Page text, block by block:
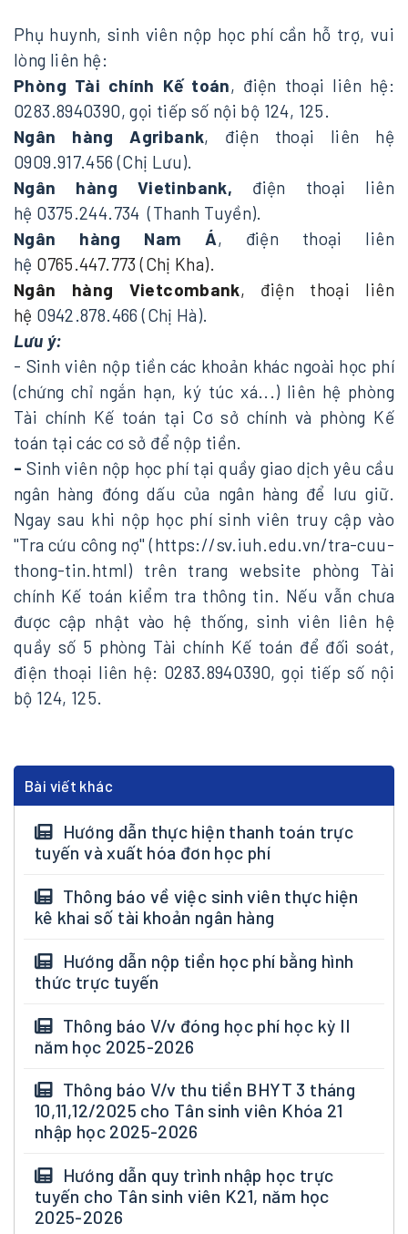
Phụ huynh, sinh viên nộp học phí cần hỗ trợ, vui
lòng liên hệ:
Phòng Tài chính Kế toán, điện thoại liên hệ:
0283.8940390, gọi tiếp số nội bộ 124, 125.
Ngân hàng Agribank, điện thoại liên hệ
0909.917.456 (Chị Lưu).
Ngân hàng Vietinbank, điện thoại liên
hệ 0375.244.734 (Thanh Tuyền).
Ngân hàng Nam Á, điện thoại liên
hệ 0765.447.773 (Chị Kha).
Ngân hàng Vietcombank, điện thoại liên
hệ 0942.878.466 (Chị Hà).
Lưu ý:
- Sinh viên nộp tiền các khoản khác ngoài học phí
(chứng chỉ ngắn hạn, ký túc xá...) liên hệ phòng
Tài chính Kế toán tại Cơ sở chính và phòng Kế
toán tại các cơ sở để nộp tiền.
- Sinh viên nộp học phí tại quầy giao dịch yêu cầu
ngân hàng đóng dấu của ngân hàng để lưu giữ.
Ngay sau khi nộp học phí sinh viên truy cập vào
"Tra cứu công nợ" (https://sv.iuh.edu.vn/tra-cuu-
thong-tin.html) trên trang website phòng Tài
chính Kế toán kiểm tra thông tin. Nếu vẫn chưa
được cập nhật vào hệ thống, sinh viên liên hệ
quầy số 5 phòng Tài chính Kế toán để đối soát,
điện thoại liên hệ: 0283.8940390, gọi tiếp số nội
bộ 124, 125.
Bài viết khác
Hướng dẫn thực hiện thanh toán trực
tuyến và xuất hóa đơn học phí
Thông báo về việc sinh viên thực hiện
kê khai số tài khoản ngân hàng
Hướng dẫn nộp tiền học phí bằng hình
thức trực tuyến
Thông báo V/v đóng học phí học kỳ II
năm học 2025-2026
Thông báo V/v thu tiền BHYT 3 tháng
10,11,12/2025 cho Tân sinh viên Khóa 21
nhập học 2025-2026
Hướng dẫn quy trình nhập học trực
tuyến cho Tân sinh viên K21, năm học
2025-2026